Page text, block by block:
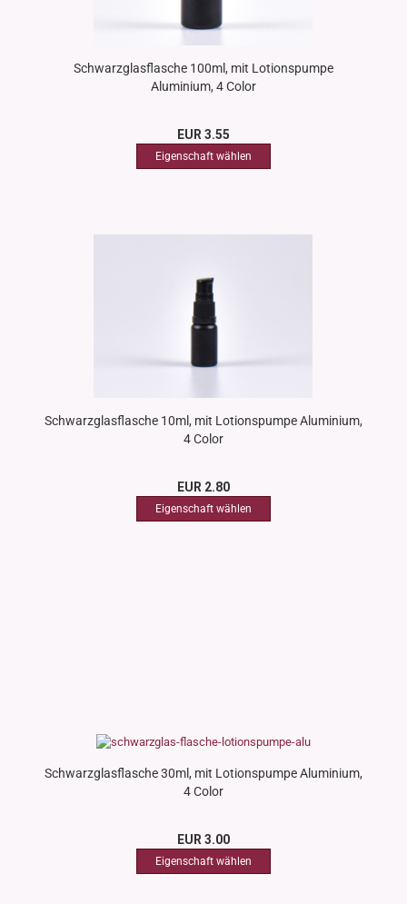
Schwarzglasflasche 100ml, mit Lotionspumpe
Aluminium, 4 Color
EUR 3.55
Schwarzglasflasche 10ml, mit Lotionspumpe Aluminium,
4 Color
EUR 2.80
Schwarzglasflasche 30ml, mit Lotionspumpe Aluminium,
4 Color
EUR 3.00